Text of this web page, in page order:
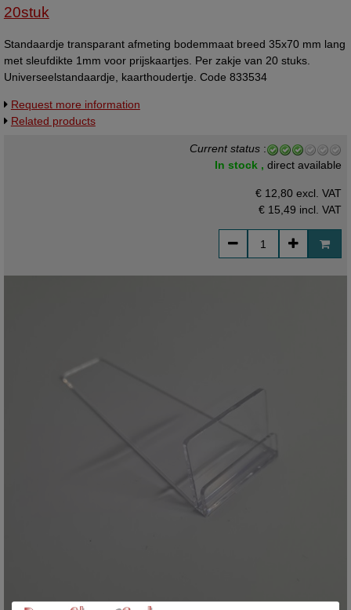
20stuk
Standaardje transparant afmeting bodemmaat breed 35x70 mm lang
met sleufdikte 1mm voor prijskaartjes. Per zakje van 20 stuks.
Universeelstandaardje, kaarthoudertje. Code 833534
Request more information
Related products
Current status :
In stock ,direct available
€ 12,80 excl. VAT
€ 15,49 incl. VAT